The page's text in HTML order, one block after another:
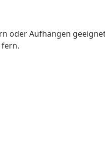
oder Aufhängen